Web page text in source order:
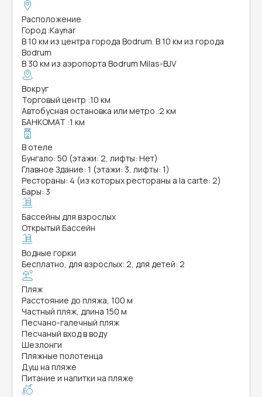
Расположение
Город :Kaynar
В 10 км из центра города Bodrum. В 10 км из города
Bodrum
В 30 км из аэропорта Bodrum Milas-BJV
Вокруг
Торговый центр :10 км
Автобусная остановка или метро :2 км
БАНКОМАТ :1 км
В отеле
Бунгало: 50 (этажи: 2, лифты: Нет)
Главное Здание: 1 (этажи: 3, лифты: 1)
Рестораны: 4 (из которых рестораны a la carte: 2)
Бары: 3
Бассейны для взрослых
Открытый Бассейн
Водные горки
Бесплатно, для взрослых: 2, для детей: 2
Пляж
Расстояние до пляжа, 100 м
Частный пляж, длина 150 м
Песчано-галечный пляж
Песчаный вход в воду
Шезлонги
Пляжные полотенца
Душ на пляже
Питание и напитки на пляже